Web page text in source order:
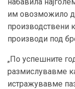
им овозможило
производствени
производи под
„По успешните
размислувавме
истражувавме